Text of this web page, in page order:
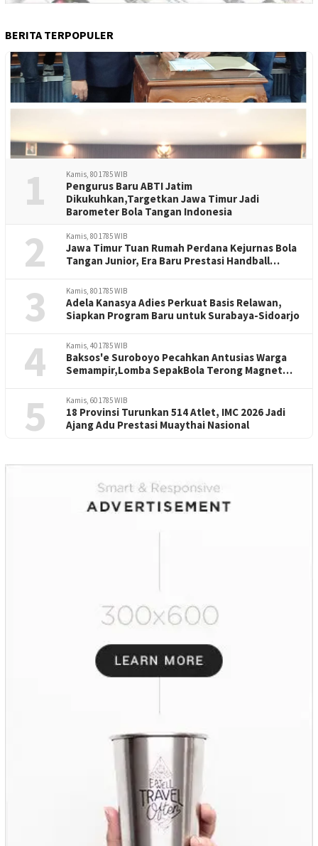
BERITA TERPOPULER
1 Kamis, 80 1785 WIB
Pengurus Baru ABTI Jatim
Dikukuhkan,Targetkan Jawa Timur Jadi
Barometer Bola Tangan Indonesia
2 Kamis, 80 1785 WIB
Jawa Timur Tuan Rumah Perdana Kejurnas Bola
Tangan Junior, Era Baru Prestasi Handball
3 Kamis, 80 1785 WIB
Adela Kanasya Adies Perkuat Basis Relawan,
Siapkan Program Baru untuk Surabaya-Sidoarjo
4 Kamis, 40 1785 WIB
Baksos'e Suroboyo Pecahkan Antusias Warga
Semampir,Lomba SepakBola Terong Magnet
5 Kamis, 60 1785 WIB
18 Provinsi Turunkan 514 Atlet, IMC 2026 Jadi
Ajang Adu Prestasi Muaythai Nasional